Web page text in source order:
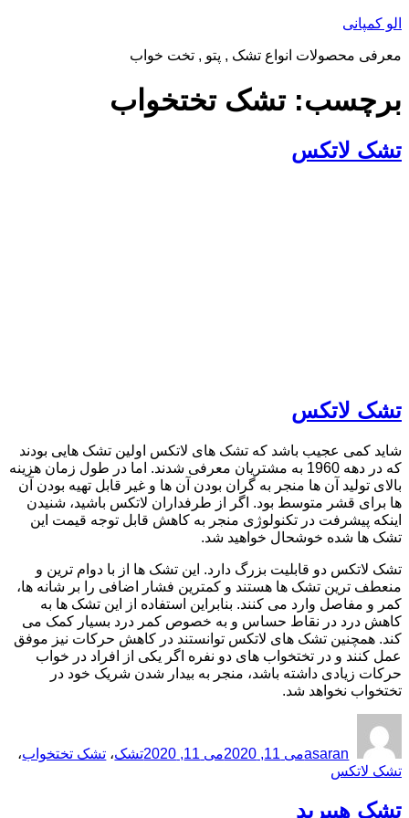
الو کمپانی
معرفی محصولات انواع تشک , پتو , تخت خواب
برچسب:تشک تختخواب
تشک لاتکس
تشک لاتکس
شاید کمی عجیب باشد که تشک های لاتکس اولین تشک هایی بودند
که در دهه 1960 به مشتریان معرفی شدند. اما در طول زمان هزینه
بالای تولید آن ها منجر به گران بودن آن ها و غیر قابل تهیه بودن آن
ها برای قشر متوسط بود. اگر از طرفداران لاتکس باشید، شنیدن
اینکه پیشرفت در تکنولوژی منجر به کاهش قابل توجه قیمت این
تشک ها شده خوشحال خواهید شد.
تشک لاتکس دو قابلیت بزرگ دارد. این تشک ها از با دوام ترین و
منعطف ترین تشک ها هستند و کمترین فشار اضافی را بر شانه ها،
کمر و مفاصل وارد می کنند. بنابراین استفاده از این تشک ها به
کاهش درد در نقاط حساس و به خصوص کمر درد بسیار کمک می
کند. همچنین تشک های لاتکس توانستند در کاهش حرکات نیز موفق
عمل کنند و در تختخواب های دو نفره اگر یکی از افراد در خواب
حرکات زیادی داشته باشد، منجر به بیدار شدن شریک خود در
تختخواب نخواهد شد.
asaranدر
می 11, 2020 می 11, 2020 تشک، تشک تختخواب،
تشک لاتکس
تشک هیبرید